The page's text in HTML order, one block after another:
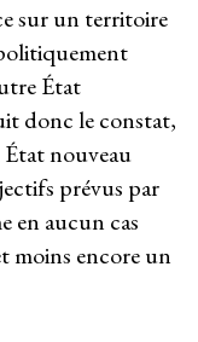
sur un territoire
État
donc le constat,
nouveau
prévus par
en aucun cas
moins encore un